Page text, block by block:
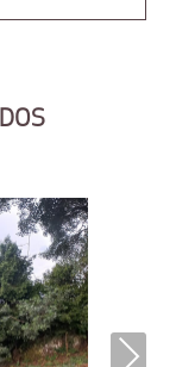
Next